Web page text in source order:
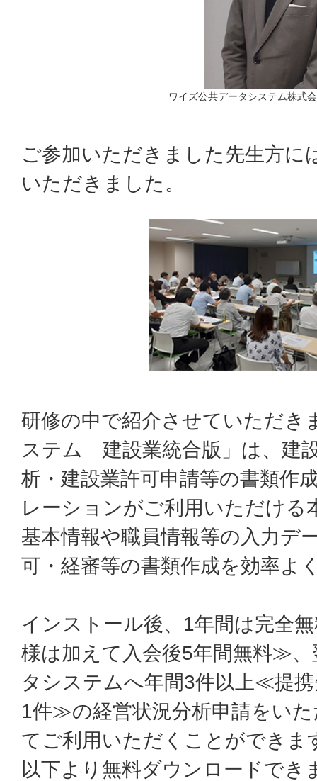
ワイズ公共データシステム株式
ご参加いただきました先生方に
いただきました。
研修の中で紹介させていただき
ステム 建設業統合版」は、建
析・建設業許可申請等の書類作
レーションがご利用いただける
基本情報や職員情報等の入力デ
可・経審等の書類作成を効率よ
インストール後、1年間は完全
様は加えて入会後5年間無料≫
タシステムへ年間3件以上≪提
1件≫の経営状況分析申請をい
てご利用いただくことができま
以下より無料ダウンロードでき